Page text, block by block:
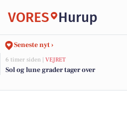
VORES Hurup
Seneste nyt ›
6 timer siden | VEJRET
Sol og lune grader tager over